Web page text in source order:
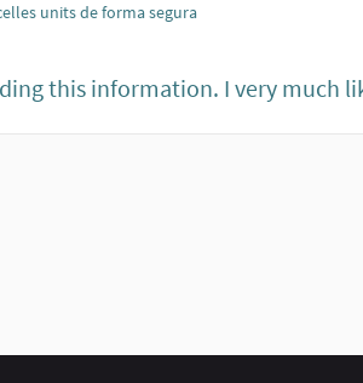
units de forma segura
this information. I very much